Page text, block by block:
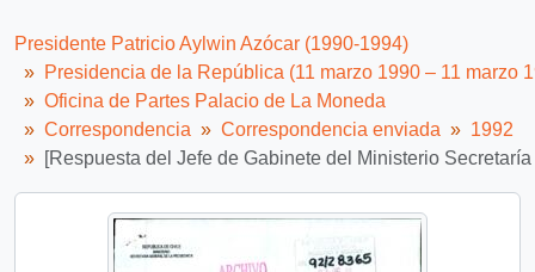
Presidente Patricio Aylwin Azócar (1990-1994)
Presidencia de la República (11 marzo 1990 – 11 marzo
Oficina de Partes Palacio de La Moneda
Correspondencia
Correspondencia enviada
1992
[Respuesta del Jefe de Gabinete del Ministerio